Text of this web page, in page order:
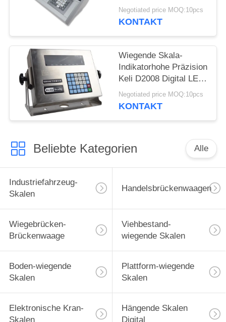
Wiegemeister
YAOHUA DS10
Negotiated price MOQ:10pcs
KONTAKT
Wiegende Skala-
Indikatorhohe Präzision
Keli D2008 Digital LED-
Anzeige
Negotiated price MOQ:10pcs
KONTAKT
Beliebte Kategorien Alle
Industriefahrzeug-
Skalen
Handelsbrückenwaagen
Wiegebrücken-
Brückenwaage
Viehbestand-
wiegende Skalen
Boden-wiegende
Skalen
Plattform-wiegende
Skalen
Elektronische Kran-
Skalen
Hängende Skalen
Digital